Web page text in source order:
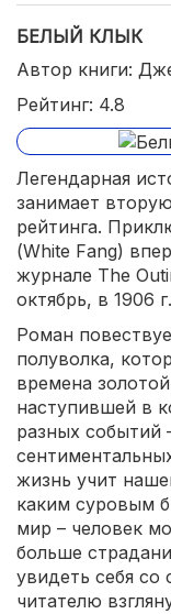
БЕЛЫЙ КЛЫК
Автор книги:
Рейтинг: 4.8
Легендарная
занимает
рейтинга.
(White Fang)
журнале The
октябрь, в 1906 г.
Роман
полуволка,
времена
наступившей в
разных событий
жизнь учит
каким суровым
мир – человек
больше
увидеть себя со
читателю